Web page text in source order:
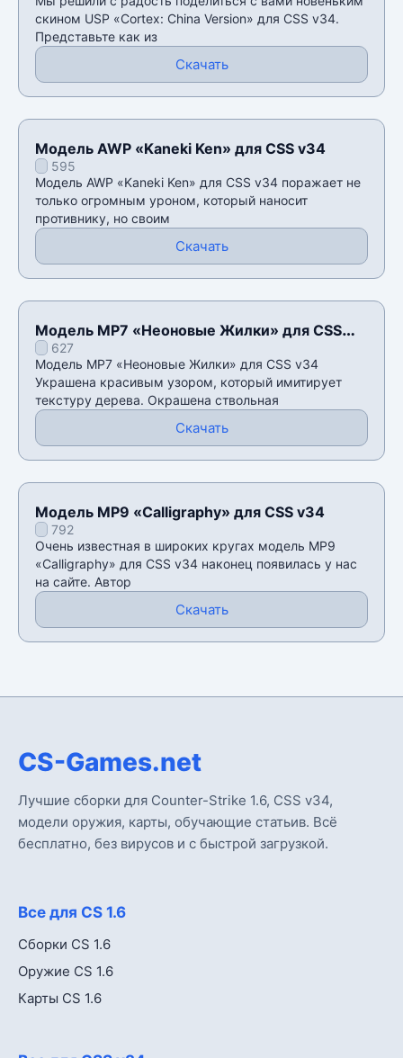
скином USP «Cortex: China Version» для CSS v34.
Представьте как из
Скачать
Модель AWP «Kaneki Ken» для CSS v34
595
Модель AWP «Kaneki Ken» для CSS v34 поражает не
только огромным уроном, который наносит
противнику, но своим
Скачать
Модель MP7 «Неоновые Жилки» для CSS
v34627
Модель MP7 «Неоновые Жилки» для CSS v34
Украшена красивым узором, который имитирует
текстуру дерева. Окрашена ствольная
Скачать
Модель MP9 «Calligraphy» для CSS v34
792
Очень известная в широких кругах модель MP9
«Calligraphy» для CSS v34 наконец появилась у нас
на сайте. Автор
Скачать
CS-Games.net
Лучшие сборки для Counter-Strike 1.6, CSS v34,
модели оружия, карты, обучающие статьив. Всё
бесплатно, без вирусов и с быстрой загрузкой.
Все для CS 1.6
Сборки CS 1.6
Оружие CS 1.6
Карты CS 1.6